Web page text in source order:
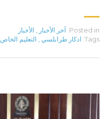
Posted in: آخر الأخبار
الأخبار
Tags: ادكار طرابلسي التعليم الخاص